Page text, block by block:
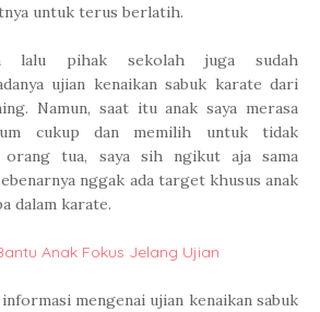
untuk terus berlatih.
lalu pihak sekolah juga sudah
ujian kenaikan sabuk karate dari
Namun, saat itu anak saya merasa
cukup dan memilih untuk tidak
orang tua, saya sih ngikut aja sama
nggak ada target khusus anak
dalam karate.
Anak Fokus Jelang Ujian
mengenai ujian kenaikan sabuk